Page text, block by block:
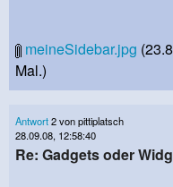
meineSidebar.jpg
Mal.)
Antwort2 von pittiplatsch
28.09.08, 12:58:40
Re: Gadgets oder